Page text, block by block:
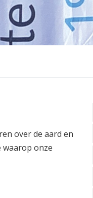
over de aard en
waarop onze